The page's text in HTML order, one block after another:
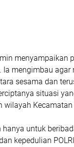
menyampaikan
mengimbau agar
sesama dan
situasi
wilayah
untuk
kepedulian